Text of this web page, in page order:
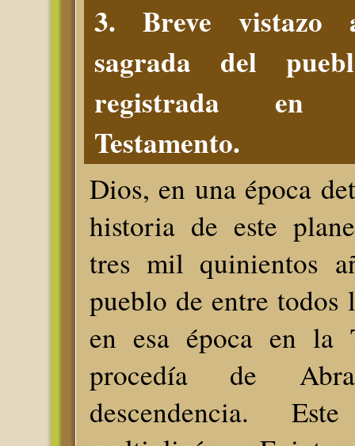
3. Breve
sagrada del
registrada en
Testamento.
Dios, en una época
historia de este
tres mil quinientos
pueblo de entre todos
en esa época en la
procedía de
descendencia.